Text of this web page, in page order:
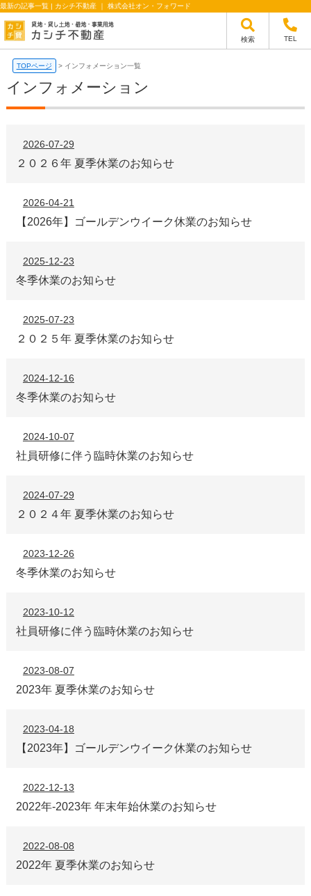
最新の記事一覧 | カシチ不動産 ｜ 株式会社オン・フォワード
検索 TEL
TOPページ > インフォメーション一覧
インフォメーション
2026-07-29
２０２６年 夏季休業のお知らせ
2026-04-21
【2026年】ゴールデンウイーク休業のお知らせ
2025-12-23
冬季休業のお知らせ
2025-07-23
２０２５年 夏季休業のお知らせ
2024-12-16
冬季休業のお知らせ
2024-10-07
社員研修に伴う臨時休業のお知らせ
2024-07-29
２０２４年 夏季休業のお知らせ
2023-12-26
冬季休業のお知らせ
2023-10-12
社員研修に伴う臨時休業のお知らせ
2023-08-07
2023年 夏季休業のお知らせ
2023-04-18
【2023年】ゴールデンウイーク休業のお知らせ
2022-12-13
2022年-2023年 年末年始休業のお知らせ
2022-08-08
2022年 夏季休業のお知らせ